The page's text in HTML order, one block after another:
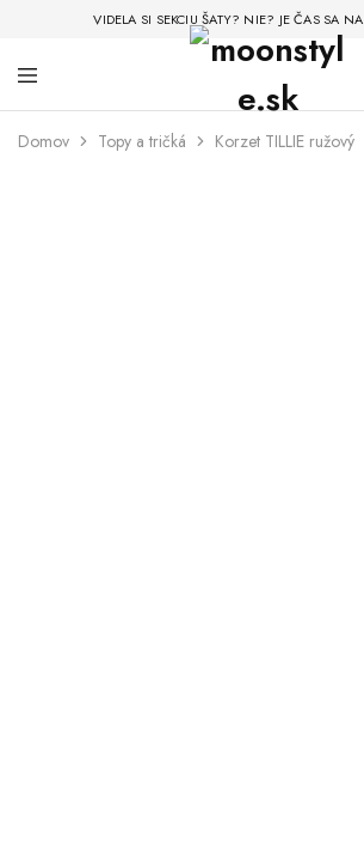
VIDELA SI SEKCIU ŠATY? NIE? JE ČAS SA
Domov Topy a tričká Korzet TILLIE ružový